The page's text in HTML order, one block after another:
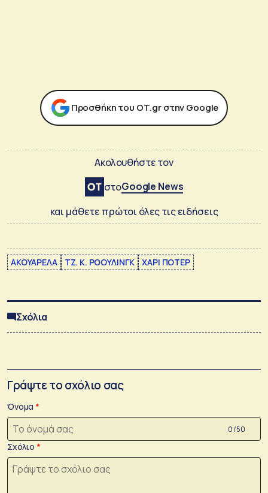
Προσθήκη του ΟΤ.gr στην Google
Ακολουθήστε τον
στοGoogle News
και μάθετε πρώτοι όλες τις ειδήσεις
ΑΚΟΥΑΡΕΛΑ ΤΖ. Κ. ΡΟΟΥΛΙΝΓΚ ΧΑΡΙ ΠΟΤΕΡ
Σχόλια
Γράψτε το σχόλιο σας
Όνομα
0 /50
Σχόλιο